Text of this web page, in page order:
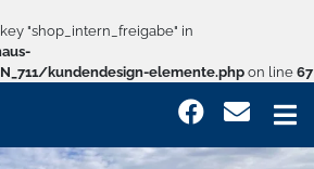
"shop_intern_freigabe" in
kundendesign-elemente.php on line 67